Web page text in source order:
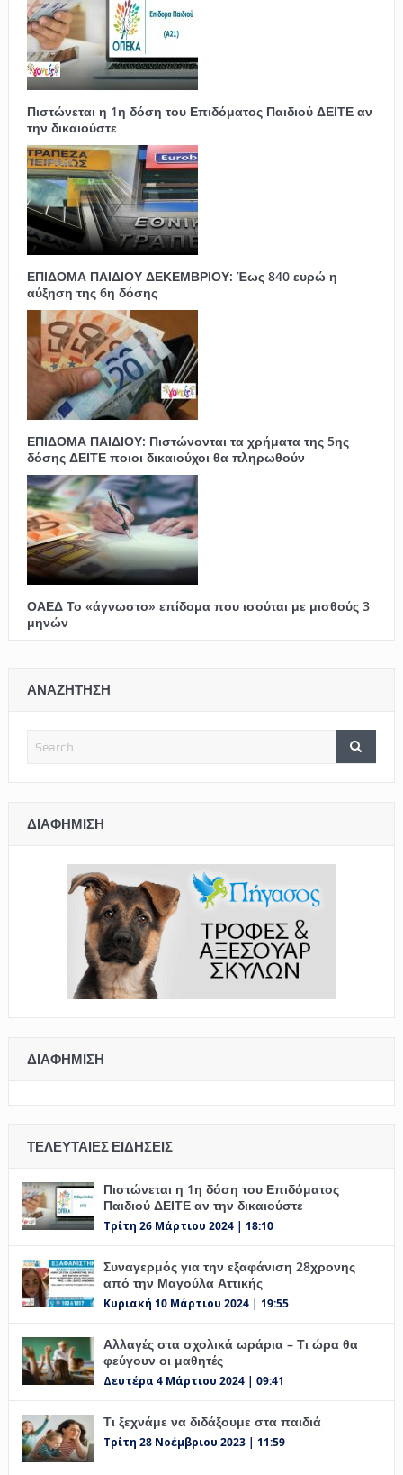
Πιστώνεται η 1η δόση του Επιδόματος Παιδιού ΔΕΙΤΕ αν
την δικαιούστε
ΕΠΙΔΟΜΑ ΠΑΙΔΙΟΥ ΔΕΚΕΜΒΡΙΟΥ: Έως 840 ευρώ η
αύξηση της 6η δόσης
ΕΠΙΔΟΜΑ ΠΑΙΔΙΟΥ: Πιστώνονται τα χρήματα της 5ης
δόσης ΔΕΙΤΕ ποιοι δικαιούχοι θα πληρωθούν
ΟΑΕΔ Το «άγνωστο» επίδομα που ισούται με μισθούς 3
μηνών
ΑΝΑΖΗΤΗΣΗ
ΔΙΑΦΉΜΙΣΗ
ΔΙΑΦΉΜΙΣΗ
ΤΕΛΕΥΤΑΊΕΣ ΕΙΔΉΣΕΙΣ
Πιστώνεται η 1η δόση του Επιδόματος
Παιδιού ΔΕΙΤΕ αν την δικαιούστε
Τρίτη 26 Μάρτιου 2024 | 18:10
Συναγερμός για την εξαφάνιση 28χρονης
από την Μαγούλα Αττικής
Κυριακή 10 Μάρτιου 2024 | 19:55
Αλλαγές στα σχολικά ωράρια – Τι ώρα θα
φεύγουν οι μαθητές
Δευτέρα 4 Μάρτιου 2024 | 09:41
Τι ξεχνάμε να διδάξουμε στα παιδιά
Τρίτη 28 Νοέμβριου 2023 | 11:59